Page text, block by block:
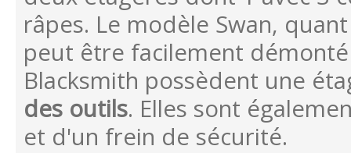
râpes. Le modèle Swan,
peut être facilement
Blacksmith possèdent une
des outils. Elles sont
et d'un frein de sécurité.